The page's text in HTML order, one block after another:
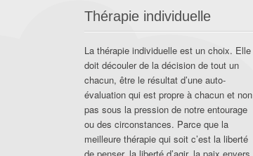
Thérapie individuelle
La thérapie individuelle est un choix. Elle
doit découler de la décision de tout un
chacun, être le résultat d’une auto-
évaluation qui est propre à chacun et non
pas sous la pression de notre entourage
ou des circonstances. Parce que la
meilleure thérapie qui soit c’est la liberté